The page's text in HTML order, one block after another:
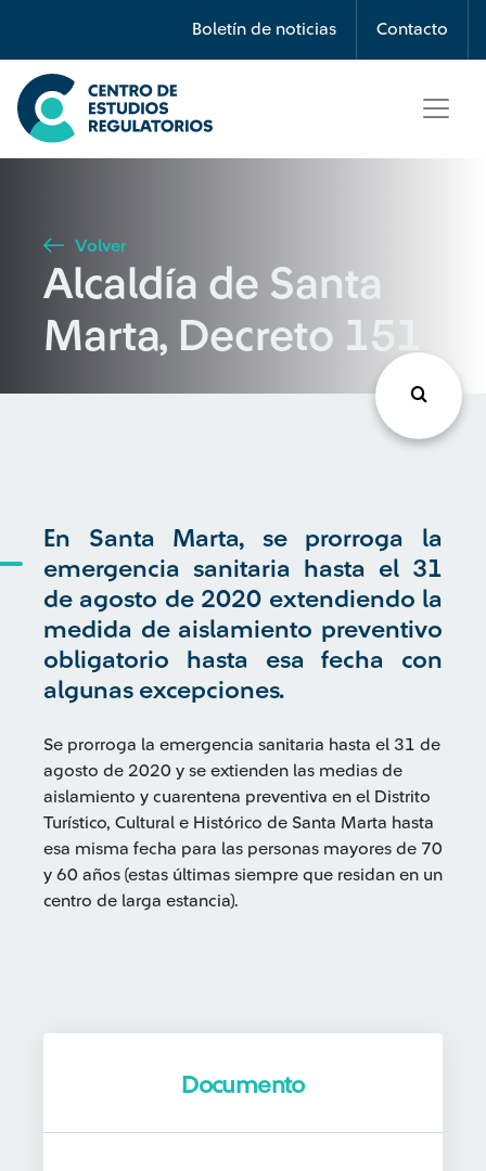
Boletín de noticias Contacto
Búsqueda
Seleccione país
Buscar
Volver
Alcaldía de Santa
Marta, Decreto 151
En Santa Marta, se prorroga la
emergencia sanitaria hasta el 31
de agosto de 2020 extendiendo la
medida de aislamiento preventivo
obligatorio hasta esa fecha con
algunas excepciones.
Se prorroga la emergencia sanitaria hasta el 31 de
agosto de 2020 y se extienden las medias de
aislamiento y cuarentena preventiva en el Distrito
Turístico, Cultural e Histórico de Santa Marta hasta
esa misma fecha para las personas mayores de 70
y 60 años (estas últimas siempre que residan en un
centro de larga estancia).
Documento